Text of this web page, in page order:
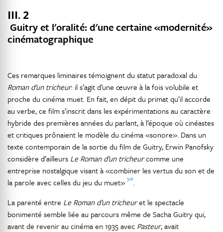
III. 2
Guitry et l'oralité: d'une certaine «modernité»
cinématographique
Ces remarques liminaires témoignent du statut paradoxal du
Roman d’un tricheur: il s’agit d’une œuvre à la fois volubile et
proche du cinéma muet. En fait, en dépit du primat qu’il accorde
au verbe, ce film s’inscrit dans les expérimentations au caractère
hybride des premières années du parlant, à l’époque où cinéastes
et critiques prônaient le modèle du cinéma «sonore». Dans un
texte contemporain de la sortie du film de Guitry, Erwin Panofsky
considère d’ailleurs Le Roman d’un tricheurcomme une
entreprise nostalgique visant à «combiner les vertus du son et de
la parole avec celles du jeu du muet» 326.
La parenté entre Le Roman d’un tricheuret le spectacle
bonimenté semble liée au parcours même de Sacha Guitry qui,
avant de revenir au cinéma en 1935 avec Pasteur, avait